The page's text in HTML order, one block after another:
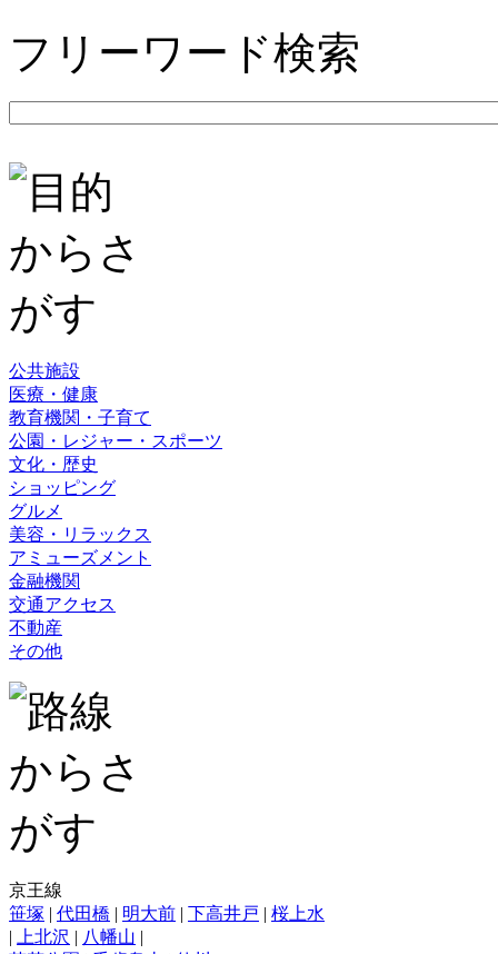
フリーワード検索
公共施設
医療・健康
教育機関・子育て
公園・レジャー・スポーツ
文化・歴史
ショッピング
グルメ
美容・リラックス
アミューズメント
金融機関
交通アクセス
不動産
その他
京王線
笹塚 | 代田橋 | 明大前 | 下高井戸 | 桜上水
|
上北沢 | 八幡山 |